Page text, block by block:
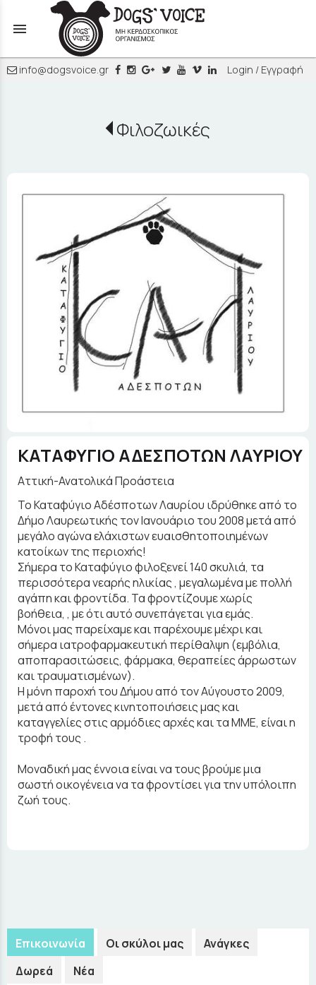
menu
info@dogsvoice.gr Login / Εγγραφή
Φιλοζωικές
ΚΑΤΑΦΥΓΙΟ ΑΔΕΣΠΟΤΩΝ ΛΑΥΡΙΟΥ
Αττική-Ανατολικά Προάστεια
Το Καταφύγιο Αδέσποτων Λαυρίου ιδρύθηκε από το
Δήμο Λαυρεωτικής τον Ιανουάριο του 2008 μετά από
μεγάλο αγώνα ελάχιστων ευαισθητοποιημένων
κατοίκων της περιοχής!
Σήμερα το Καταφύγιο φιλοξενεί 140 σκυλιά, τα
περισσότερα νεαρής ηλικίας , μεγαλωμένα με πολλή
αγάπη και φροντίδα. Τα φροντίζουμε χωρίς
βοήθεια, , με ότι αυτό συνεπάγεται για εμάς.
Μόνοι μας παρείχαμε και παρέχουμε μέχρι και
σήμερα ιατροφαρμακευτική περίθαλψη (εμβόλια,
αποπαρασιτώσεις, φάρμακα, θεραπείες άρρωστων
και τραυματισμένων).
Η μόνη παροχή του Δήμου από τον Αύγουστο 2009,
μετά από έντονες κινητοποιήσεις μας και
καταγγελίες στις αρμόδιες αρχές και τα ΜΜΕ, είναι η
τροφή τους .
Μοναδική μας έννοια είναι να τους βρούμε μια
σωστή οικογένεια να τα φροντίσει για την υπόλοιπη
ζωή τους.
Επικοινωνία Οι σκύλοι μας
Ανάγκες
Δωρεά
Νέα